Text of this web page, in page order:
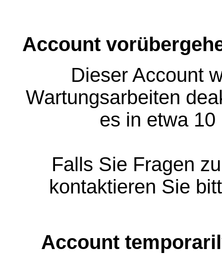
Account
Dieser Account
Wartungsarbeiten
es in etwa
Falls Sie Fragen
kontaktieren Sie
Account